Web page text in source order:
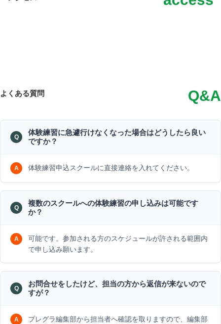
よくある質問 Q&A
体験練習に急遽行けなくなった場合はどうしたら良い
ですか？
体験練習申込スクールに直接連絡を入れてください。
複数のスクールへの体験練習の申し込みは可能です
か？
可能です。参加される方のスケジュールが許される範囲内
で申し込み願います。
お問合せをしたけど、担当の方から返信が来ないので
すが？
プレグラ編集部から担当者へ確認を取りますので、編集部